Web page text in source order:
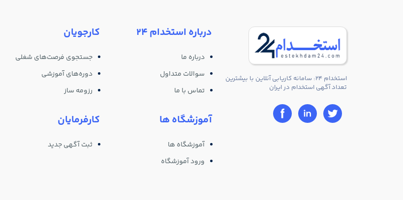
استخدام 24: سامانه کاریابی آنلاین با بیشترین
تعداد آگهی استخدام در ایران
درباره استخدام 24
درباره ما
سوالات متداول
تماس با ما
آموزشگاه ها
آموزشگاه ها
ورود آموزشگاه
کارجویان
جستجوی فرصت‌های شغلی
دوره‌های آموزشی
رزومه ساز
کارفرمایان
ثبت آگهی جدید